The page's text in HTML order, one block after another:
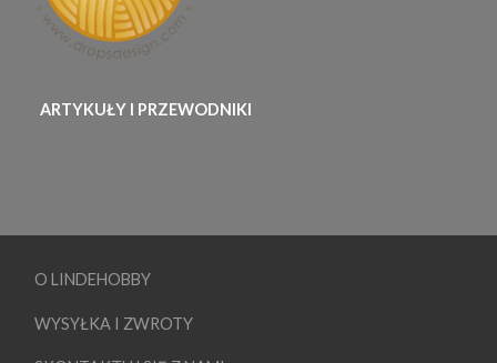
ARTYKUŁY I PRZEWODNIKI
O LINDEHOBBY
WYSYŁKA I ZWROTY